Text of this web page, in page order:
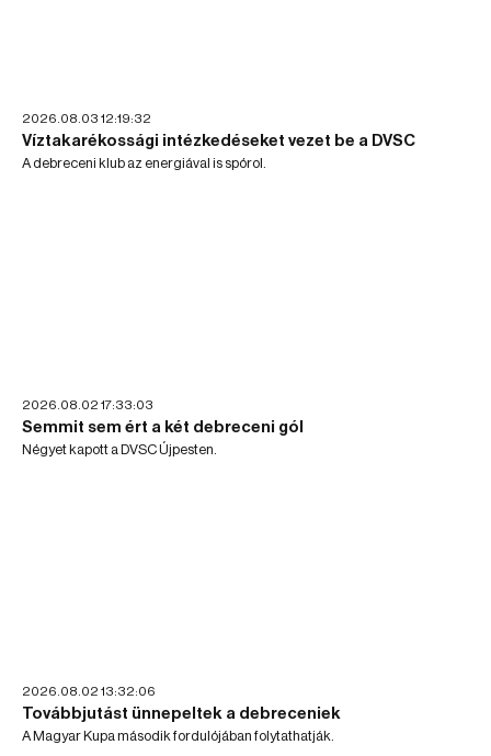
2026.08.03 12:19:32
Víztakarékossági intézkedéseket vezet be a DVSC
A debreceni klub az energiával is spórol.
2026.08.02 17:33:03
Semmit sem ért a két debreceni gól
Négyet kapott a DVSC Újpesten.
2026.08.02 13:32:06
Továbbjutást ünnepeltek a debreceniek
A Magyar Kupa második fordulójában folytathatják.